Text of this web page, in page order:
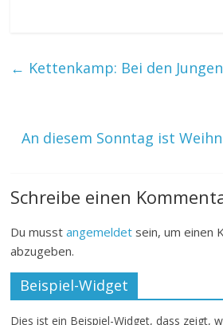
← Kettenkamp: Bei den
An diesem Sonntag ist
Schreibe einen
Du musstangemeldet sein, um einen
abzugeben.
Beispiel-Widget
Dies ist ein Beispiel-Widget, dass zeigt,